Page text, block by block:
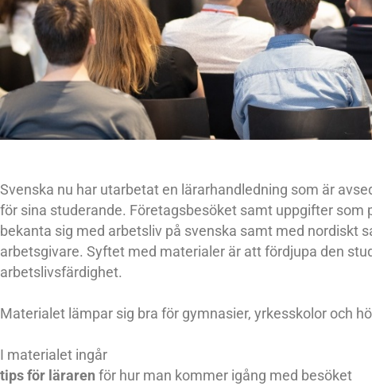
Svenska nu har utarbetat en lärarhandledning som är
för sina studerande. Företagsbesöket samt uppgifter
bekanta sig med arbetsliv på svenska samt med nordiskt
arbetsgivare. Syftet med materialer är att fördjupa den
arbetslivsfärdighet.
Materialet lämpar sig bra för gymnasier, yrkesskolor och
I materialet ingår
tips för läraren för hur man kommer igång med besöket